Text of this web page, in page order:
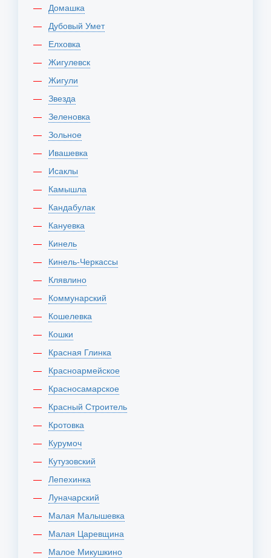
Домашка
Дубовый Умет
Елховка
Жигулевск
Жигули
Звезда
Зеленовка
Зольное
Ивашевка
Исаклы
Камышла
Кандабулак
Кануевка
Кинель
Кинель-Черкассы
Клявлино
Коммунарский
Кошелевка
Кошки
Красная Глинка
Красноармейское
Красносамарское
Красный Строитель
Кротовка
Курумоч
Кутузовский
Лепехинка
Луначарский
Малая Малышевка
Малая Царевщина
Малое Микушкино